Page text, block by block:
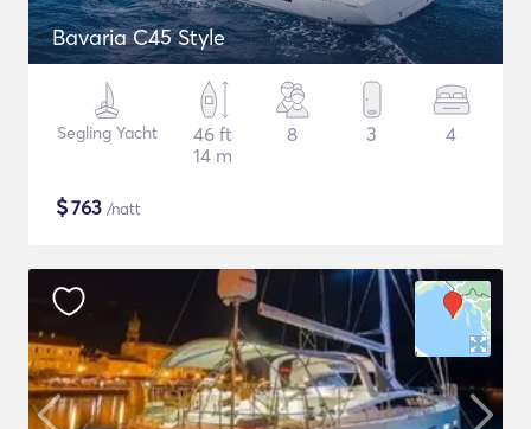
Bavaria C45 Style
Segling Yacht
46 ft
14 m
8 3 4
$763 /natt